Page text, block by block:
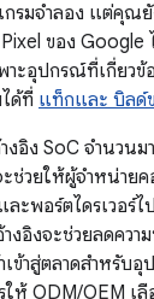
รมจำลอง แต่คุณ
ของ Google
าะอุปกรณ์ที่เกี่ยวข้
ด้ที่ แท็กและ บิลด์
อิง SoC จำนวนม
ะช่วยให้ผู้จำหน่าย
พอร์ตไดรเวอร์ไ
งอิงจะช่วยลดควา
เข้าสู่ตลาดสำหรับ
ห้ ODM/OEM เลื